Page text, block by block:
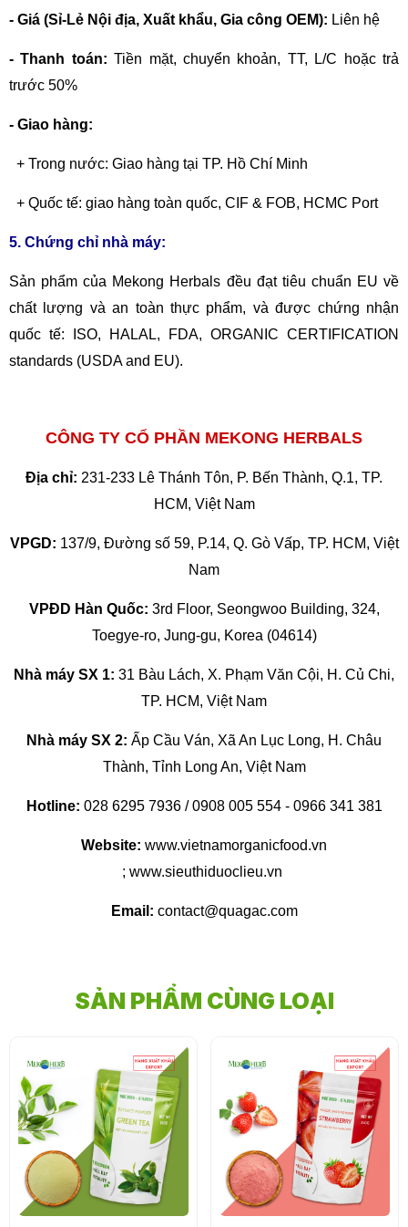
- Giá (Sỉ-Lẻ Nội địa, Xuất khẩu, Gia công OEM): Liên hệ
- Thanh toán:Tiền mặt, chuyển khoản, TT, L/C hoặc trả
trước 50%
- Giao hàng:
+ Trong nước: Giao hàng tại TP. Hồ Chí Minh
+ Quốc tế: giao hàng toàn quốc, CIF & FOB, HCMC Port
5. Chứng chỉ nhà máy:
Sản phẩm của Mekong Herbals đều đạt tiêu chuẩn EU về
chất lượng và an toàn thực phẩm, và được chứng nhận
quốc tế: ISO, HALAL, FDA, ORGANIC CERTIFICATION
standards (USDA and EU).
CÔNG TY CỔ PHẦN MEKONG HERBALS
Địa chỉ: 231-233 Lê Thánh Tôn, P. Bến Thành, Q.1, TP.
HCM, Việt Nam
VPGD: 137/9, Đường số 59, P.14, Q. Gò Vấp, TP. HCM, Việt
Nam
VPĐD Hàn Quốc: 3rd Floor, Seongwoo Building, 324,
Toegye-ro, Jung-gu, Korea (04614)
Nhà máy SX 1: 31 Bàu Lách, X. Phạm Văn Cội, H. Củ Chi,
TP. HCM, Việt Nam
Nhà máy SX 2: Ấp Cầu Ván, Xã An Lục Long, H. Châu
Thành, Tỉnh Long An, Việt Nam
Hotline: 028 6295 7936 / 0908 005 554 - 0966 341 381
Website: www.vietnamorganicfood.vn
; www.sieuthiduoclieu.vn
Email: contact@quagac.com
SẢN PHẨM CÙNG LOẠI